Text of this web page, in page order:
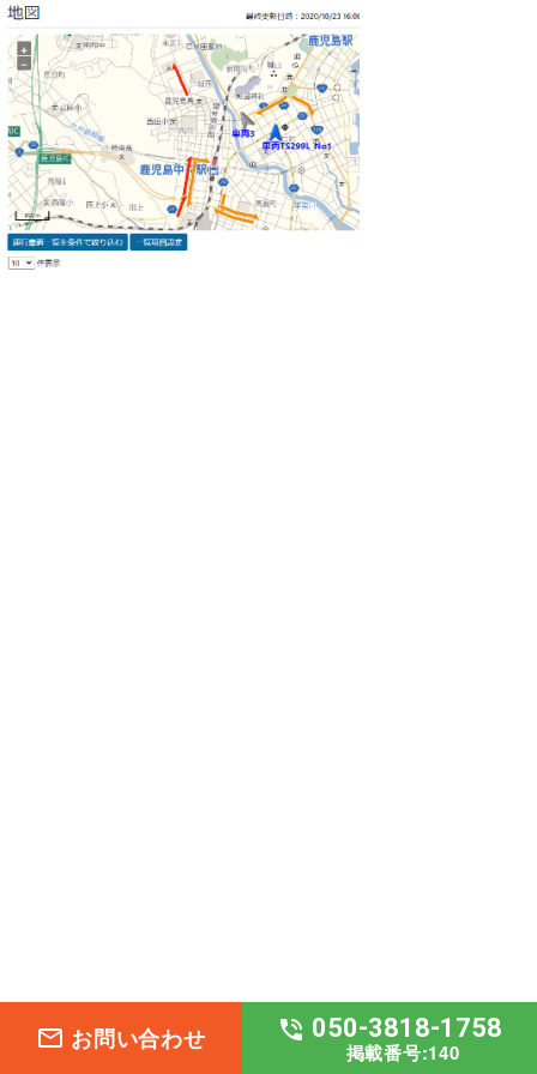
mail_outline お問い合わせ phone_in_talk 050-3818-1758
掲載番号:140